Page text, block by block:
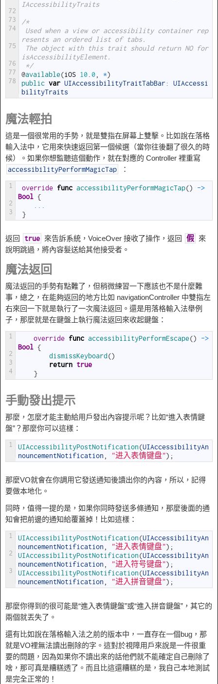
72
73
74
75
76
77
78
IAccessibilityTraits
/*
resents an ordered list of tabs.
isAccessibilityElement.
*/
@available(iOS 10 0 *)
public var UIAccessibilityTraitTabBar:
UIAccessi
bilityTraits
魔法輕拍
這是一個很常用的手勢，就是雙指在屏幕上雙擊。比如說在落格
輸入法中，它用來快速返回第一個候選（當你往後翻了很久的時
候）。如果你想監聽這個動作，就在對應的 Controller 裡重寫
accessibilityPerformMagicTap ：
1
2
3
override func accessibilityPerformMagicTap()
->
Bool {
}
返回 true 來告訴系統，VoiceOver 接收了操作，返回 假
來
說明跳過，將內容髮送給其他接受者。
魔法返回
魔法返回的手勢有點難了，但稍微練習一下應該也不是什麼難
事，總之，在能夠返回的地方比如 navigationController 中雙指左
右來回一下就是執行了一次魔法返回。還是用落格輸入法舉例
子，那麼就是在鍵盤上執行魔法返回來收起鍵盤：
1
2
3
4
override func accessibilityPerformEscape()
->
Bool {
dismissKeyboard ()
return true
}
手動發出提示
那麼，怎麼才能主動給用戶發出內容提示呢？比如“進入表情鍵
盤”？那麼你可以這樣：
1 UIAccessibilityPostNotification(UIAccessibilityAn
nouncementNotification
"进入表情键盘") ;
那麼VO就會在你調用它發送通知後讀出你的內容，所以，記得
要做本地化。
同時，值得一提的是，如果你同時發送多條通知，那麼後面的通
知會把前邊的通知給覆蓋掉！比如這樣：
1
2
3
UIAccessibilityPostNotification(UIAccessibilityAn
nouncementNotification
"进入表情键盘") ;
UIAccessibilityPostNotification(UIAccessibilityAn
nouncementNotification
"进入符号键盘") ;
UIAccessibilityPostNotification(UIAccessibilityAn
nouncementNotification
"进入拼音键盘") ;
那麼你得到的很可能是“進入表情鍵盤”或“進入拼音鍵盤”，其它的
兩個就丟失了。
還有比如說在落格輸入法之前的版本中，一直存在一個bug，那
就是VO裡無法讀出刪除的字。這對於視障用戶來說是一件很重
要的問題，因為如果你不讀出來的話他們就不能確定自己刪除了
啥，那可真是糟糕透了。而且比這還糟糕的是，我自己本地測試
是完全正常的！